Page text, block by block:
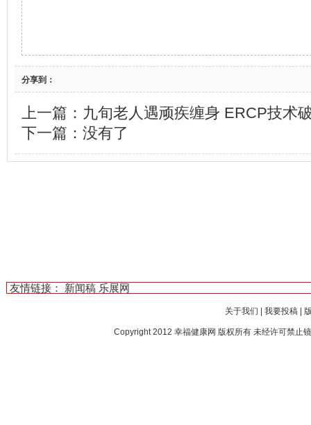
分享到：
上一篇： 九旬老人遇顽疾缠身 ERCP技术
下一篇：没有了
友情链接： 新闻稿 乐展网
关于我们 我要投稿|
Copyright 2012 幸福健康网 版权所有 未经许可禁止